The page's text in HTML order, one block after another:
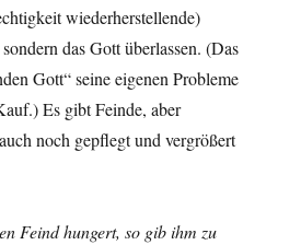
wiederherstellende)
das Gott überlassen. (Das
Gott“ seine eigenen Probleme
Es gibt Feinde, aber
noch gepflegt und vergrößert
Feind hungert, so gib ihm zu